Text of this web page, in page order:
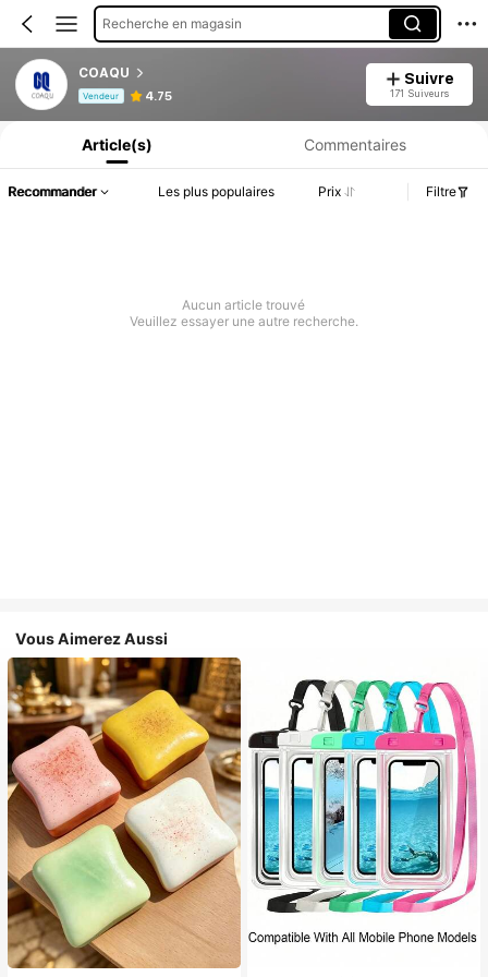
Recherche en magasin
COAQU
Vendeur 4.75
Suivre
171 Suiveurs
Informations produit : Divulgation des prix, détails sur les ventes et le stock.
Article(s) Commentaires
Recommander Les plus populaires Prix Filtre
Aucun article trouvé
Veuillez essayer une autre recherche.
Vous Aimerez Aussi